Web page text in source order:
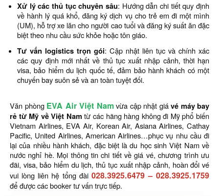
Xử lý các thủ tục chuyên sâu: Hướng dẫn chi tiết quy định
về hành lý quá khổ, đăng ký dịch vụ cho trẻ em đi một mình
(UM), hỗ trợ xe lăn cho người cao tuổi và đăng ký suất ăn đặc
biệt theo nhu cầu sức khỏe hoặc tôn giáo.
Tư vấn logistics trọn gói: Cập nhật liên tục và chính xác
các quy định mới nhất về thủ tục xuất nhập cảnh, thời hạn
visa, bảo hiểm du lịch quốc tế, đảm bảo hành khách có một
chuyến bay suôn sẻ và an toàn tuyệt đối.
Văn phòng EVA Air Việt Namvừa cập nhật giávé máy bay
rẻ từ Mỹ về Việt Nam từ các hãng hàng không đi Mỹ phổ biến
Vietnam Airlines, EVA Air, Korean Air, Asiana Airlines, Cathay
Pacific, United Airlines, American Airlines…phục vụ nhu cầu đi
lại của nhiều hành khách, đặc biệt là du học sinh Việt Nam về
nước nghỉ hè. Mọi thông tin chi tiết về giá vé, chương trình ưu
đãi, visa, bảo hiểm du lịch, thủ tục xuất nhập cảnh, hoàn đổi vé
vui lòng liên hệ tổng đài 028.3925.6479– 028.3925.1759
để được các booker tư vấn trực tiếp.